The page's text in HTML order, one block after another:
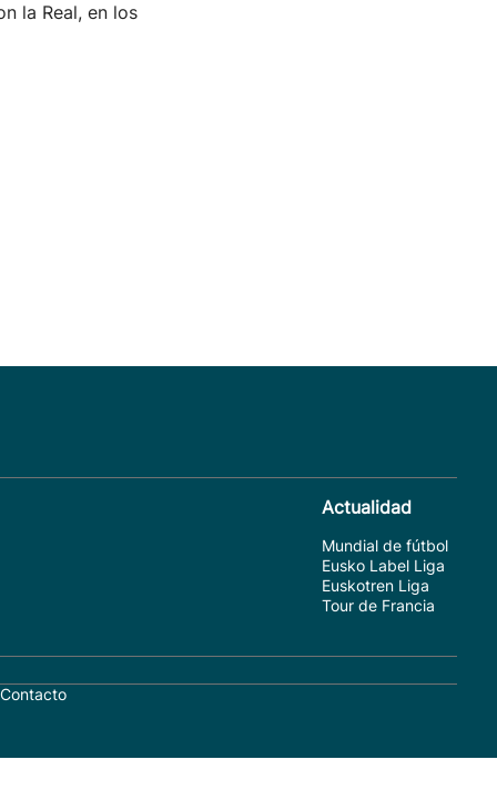
la Real, en los
Actualidad
Mundial de fútbol
Eusko Label Liga
Euskotren Liga
Tour de Francia
Contacto